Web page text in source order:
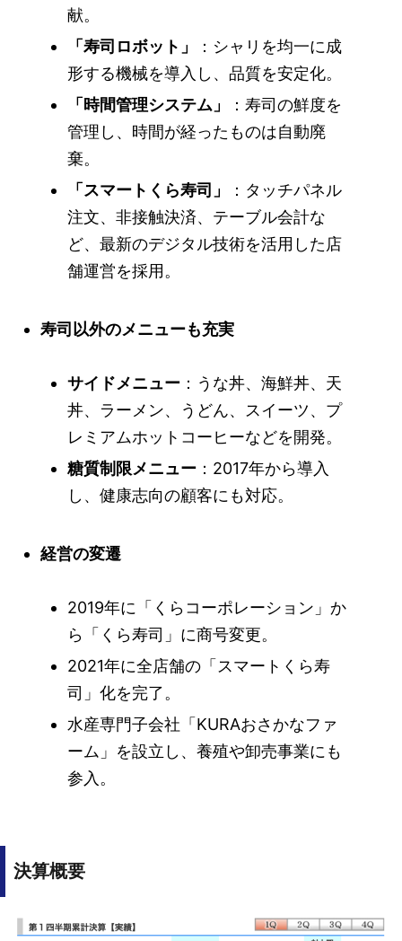
献。
「寿司ロボット」
：シャリを均一に成
形する機械を導入し、品質を安定化。
「時間管理システム」
：寿司の鮮度を
管理し、時間が経ったものは自動廃
棄。
「スマートくら寿司」
：タッチパネル
注文、非接触決済、テーブル会計な
ど、最新のデジタル技術を活用した店
舗運営を採用。
寿司以外のメニューも充実
サイドメニュー ：うな丼、海鮮丼、天
丼、ラーメン、うどん、スイーツ、プ
レミアムホットコーヒーなどを開発。
糖質制限メニュー ：2017年から導入
し、健康志向の顧客にも対応。
経営の変遷
2019年に「くらコーポレーション」か
ら「くら寿司」に商号変更。
2021年に全店舗の「スマートくら寿
司」化を完了。
水産専門子会社「KURAおさかなファ
ーム」を設立し、養殖や卸売事業にも
参入。
決算概要